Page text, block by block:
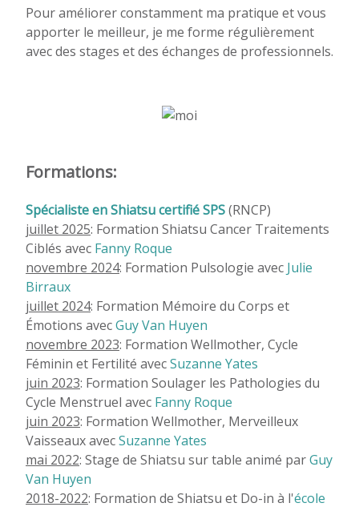
Pour améliorer constamment ma pratique et vous
apporter le meilleur, je me forme régulièrement
avec des stages et des échanges de professionnels.
Formations:
Spécialiste en Shiatsu certifié SPS(RNCP)
juillet 2025: Formation Shiatsu Cancer Traitements
Ciblés avec Fanny Roque
novembre 2024: Formation Pulsologie avec Julie
Birraux
juillet 2024: Formation Mémoire du Corps et
Émotions avecGuy Van Huyen
novembre 2023: Formation Wellmother, Cycle
Féminin et Fertilité avecSuzanne Yates
juin 2023: Formation Soulager les Pathologies du
Cycle Menstruel avec Fanny Roque
juin 2023: Formation Wellmother, Merveilleux
Vaisseaux avecSuzanne Yates
mai 2022: Stage de Shiatsu sur table animé parGuy
Van Huyen
2018-2022: Formation de Shiatsu et Do-in à l'école